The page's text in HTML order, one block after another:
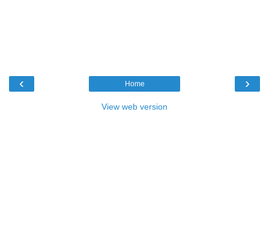
‹ ›
Home
View web version